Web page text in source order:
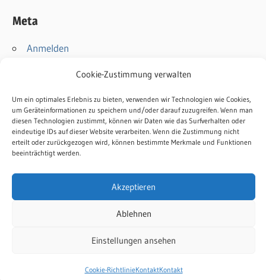
Cookie-Zustimmung verwalten
Um ein optimales Erlebnis zu bieten, verwenden wir Technologien wie Cookies,
um Geräteinformationen zu speichern und/oder darauf zuzugreifen. Wenn man
diesen Technologien zustimmt, können wir Daten wie das Surfverhalten oder
eindeutige IDs auf dieser Website verarbeiten. Wenn die Zustimmung nicht
erteilt oder zurückgezogen wird, können bestimmte Merkmale und Funktionen
beeinträchtigt werden.
Akzeptieren
Ablehnen
Einstellungen ansehen
Cookie-RichtlinieKontaktKontakt
Meta
Anmelden
WordPress.org
Kontakt
Impressum
WordPress-Theme: Wellington von ThemeZee.